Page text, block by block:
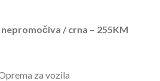
/ crna – 255KM
za vozila